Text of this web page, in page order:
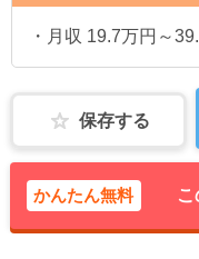
・月収 19.7万円～
保存する
かんたん無料